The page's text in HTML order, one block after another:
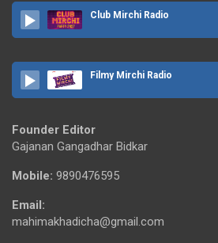
Club Mirchi Radio
Filmy Mirchi Radio
Founder Editor
Gajanan Gangadhar Bidkar
Mobile: 9890476595
Email:
mahimakhadicha@gmail.com